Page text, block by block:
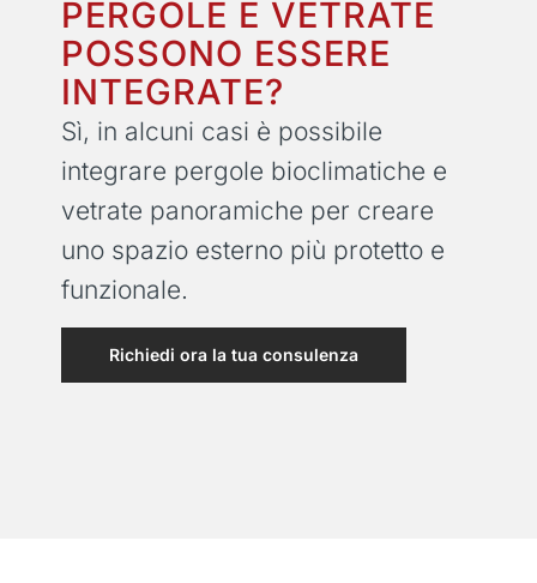
PERGOLE E VETRATE
POSSONO ESSERE
INTEGRATE?
Sì, in alcuni casi è possibile
integrare pergole bioclimatiche e
vetrate panoramiche per creare
uno spazio esterno più protetto e
funzionale.
Richiedi ora la tua consulenza